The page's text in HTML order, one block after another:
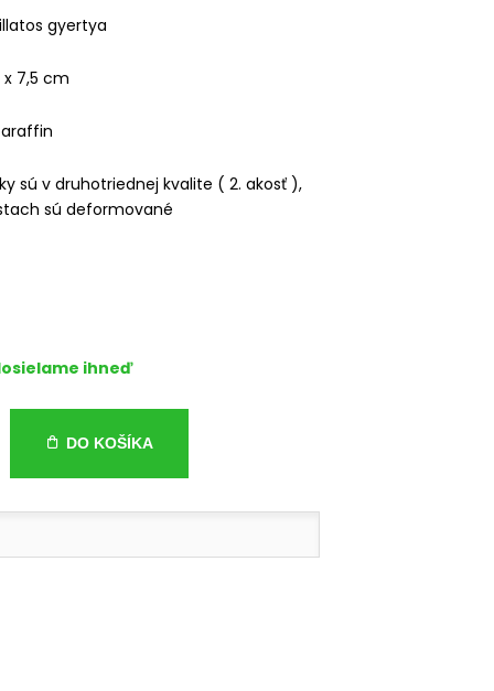
gyertya
7,5 cm
sú v druhotriednej kvalite ( 2. akosť ),
sú deformované
ihneď
DO KOŠÍKA